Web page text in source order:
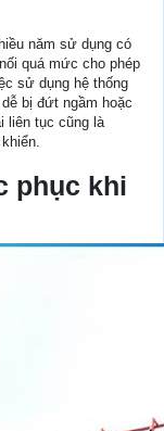
năm sử dụng có
quá mức cho phép
sử dụng hệ thống
bị đứt ngầm hoặc
liên tục cũng là
phục khi